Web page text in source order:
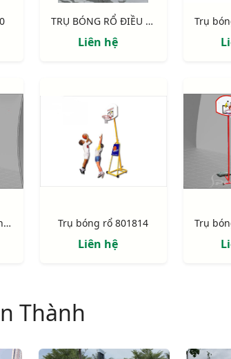
TRỤ BÓNG RỔ ĐIỀU CHỈNH ĐỘ CAO 801818
Liên hệ
Trụ bóng rổ gia đình 801825 Trụ bóng rổ 801814
Liên hệ
Thành